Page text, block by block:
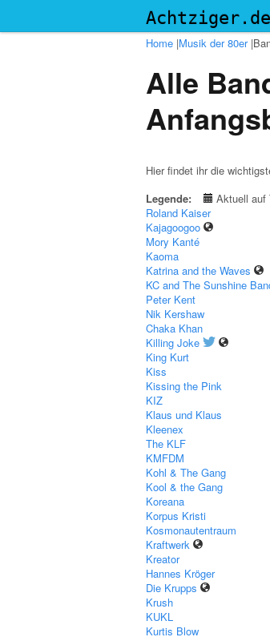
Achtziger.de
Home |Musik der 80er|
Alle
Hier findet ihr die
Legende:
Aktuell auf
Roland Kaiser
Kajagoogoo
Mory Kanté
Kaoma
Katrina and the Waves
KC and The Sunshine
Peter Kent
Nik Kershaw
Chaka Khan
Killing Joke
King Kurt
Kiss
Kissing the Pink
KIZ
Klaus und Klaus
Kleenex
The KLF
KMFDM
Kohl & The Gang
Kool & the Gang
Koreana
Korpus Kristi
Kosmonautentraum
Kraftwerk
Kreator
Hannes Kröger
Die Krupps
Krush
KUKL
Kurtis Blow